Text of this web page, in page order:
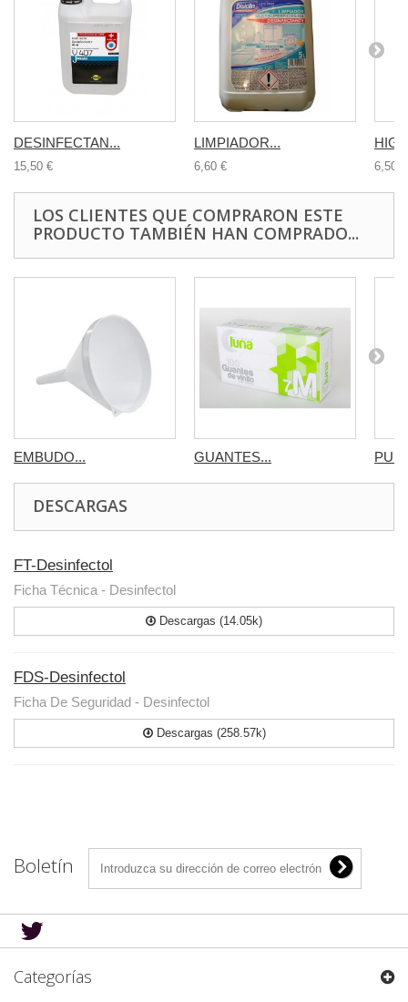
DESINFECTAN...
15,50 €
LIMPIADOR...
6,60 € 6,50 €
LOS CLIENTES QUE COMPRARON ESTE
PRODUCTO TAMBIÉN HAN COMPRADO...
EMBUDO... GUANTES...
DESCARGAS
FT-Desinfectol
Ficha Técnica - Desinfectol
Descargas (14.05k)
FDS-Desinfectol
Ficha De Seguridad - Desinfectol
Descargas (258.57k)
Boletín
Categorías